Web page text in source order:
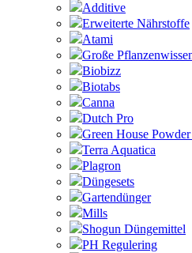
Additive
Erweiterte Nährstoffe
Atami
Große
Biobizz
Biotabs
Canna
Dutch Pro
Green House
Terra Aquatica
Plagron
Düngesets
Gartendünger
Mills
Shogun Düngemittel
PH Regulering